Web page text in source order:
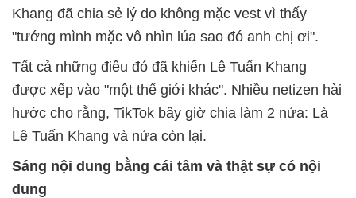
Khang đã chia sẻ lý do không mặc vest vì thấy
"tướng mình mặc vô nhìn lúa sao đó anh chị ơi".
Tất cả những điều đó đã khiến Lê Tuấn Khang
được xếp vào "một thế giới khác". Nhiều netizen hài
hước cho rằng, TikTok bây giờ chia làm 2 nửa: Là
Lê Tuấn Khang và nửa còn lại.
Sáng nội dung bằng cái tâm và thật sự có nội
dung